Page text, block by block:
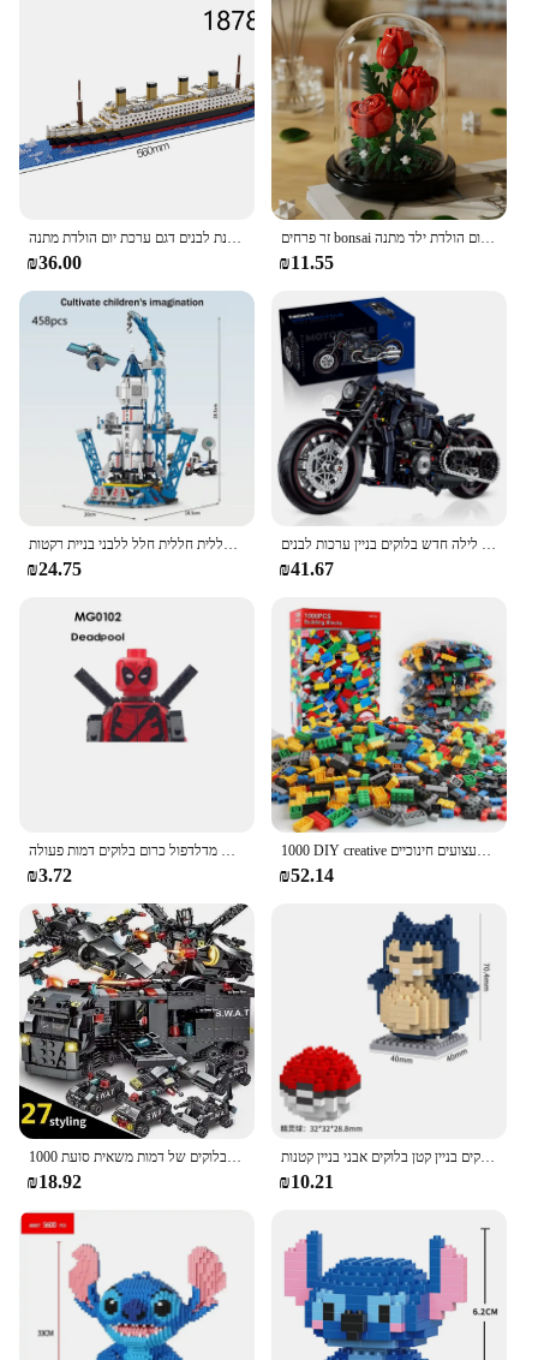
₪36.00
זר פרחים bonsai הבניין בלוקים מלאכותי פלסטיק צמח אבק כיסוי מיקרו מודל קישוט הביתה צעצוע ליום הולדת ילד מתנה
₪11.55
₪24.75 ₪41.67
₪3.72 ₪52.14
₪18.92
בלוקים בניין קטן בלוקים אבני בניין קטנות charizard Gengar שנורלקס לחיית מיני מודל חינוך משחק גרפיקה ילד צעצועים
₪10.21